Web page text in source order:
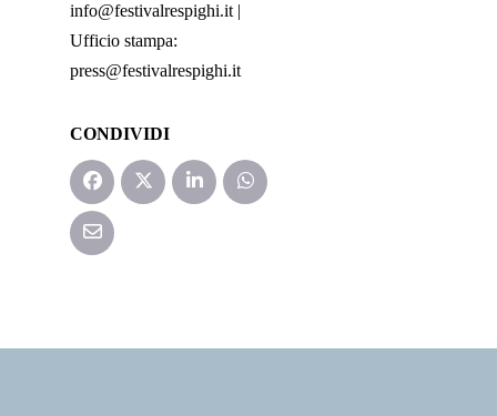
info@festivalrespighi.it |
Ufficio stampa:
press@festivalrespighi.it
CONDIVIDI